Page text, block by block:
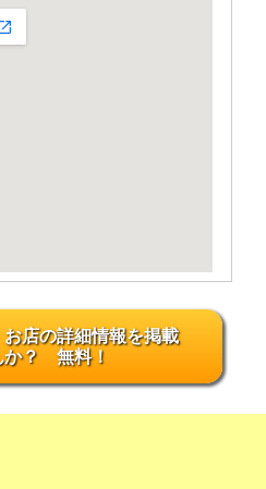
店の詳細情報を掲載
か？ 無料！